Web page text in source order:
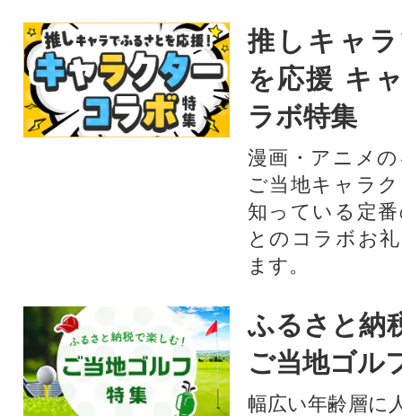
推しキャ
を応援 キ
ラボ特集
漫画・アニメ
ご当地キャラ
知っている定
とのコラボお
ます。​
ふるさと納
ご当地ゴル
幅広い年齢層に